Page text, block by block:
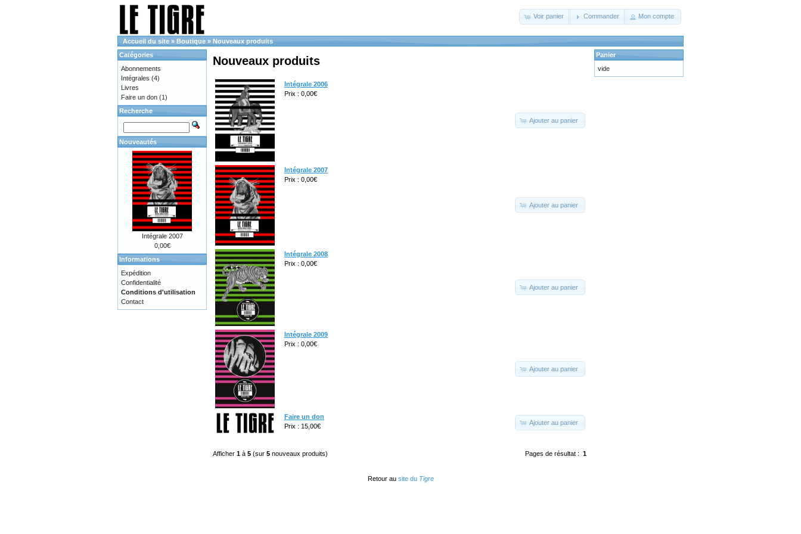
Voir panier Commander Mon compte
Accueil du site » Boutique » Nouveaux produits
Nouveaux produits
Intégrale 2006
Prix : 0,00€
Ajouter au panier
Intégrale 2007
Prix : 0,00€
Ajouter au panier
Intégrale 2008
Prix : 0,00€
Ajouter au panier
Intégrale 2009
Prix : 0,00€
Ajouter au panier
Faire un don
Prix : 15,00€
Ajouter au panier
Pages de résultat : 1
Afficher 1 à 5 (sur 5 nouveaux produits)
Catégories
Abonnements
Intégrales (4)
Livres
Faire un don (1)
Recherche
Nouveautés
Intégrale 2007
0,00€
Informations
Expédition
Confidentialité
Conditions d'utilisation
Contact
Panier
vide
Retour au site du Tigre